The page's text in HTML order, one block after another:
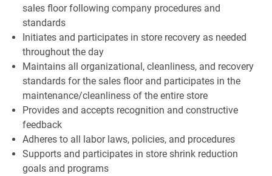
sales floor following company procedures and
standards
Initiates and participates in store recovery as needed
throughout the day
Maintains all organizational, cleanliness, and recovery
standards for the sales floor and participates in the
maintenance/cleanliness of the entire store
Provides and accepts recognition and constructive
feedback
Adheres to all labor laws, policies, and procedures
Supports and participates in store shrink reduction
goals and programs